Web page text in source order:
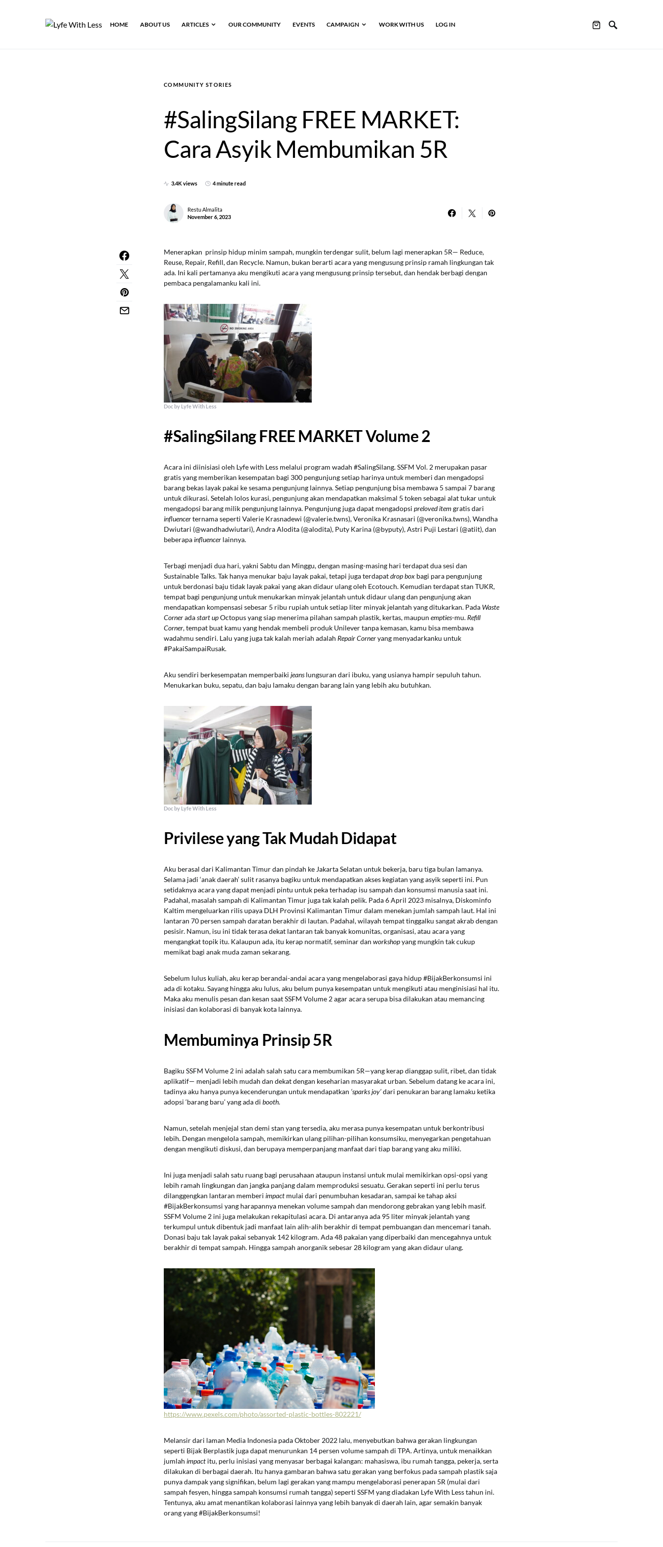
HOME ABOUT US ARTICLES OUR COMMUNITY EVENTS CAMPAIGN WORK WITH US LOG IN
COMMUNITY STORIES
#SalingSilang FREE MARKET:
Cara Asyik Membumikan 5R
3.4K views 4 minute read
Restu Almalita
November 6, 2023
Menerapkan prinsip hidup minim sampah, mungkin terdengar sulit, belum lagi menerapkan 5R— Reduce,
Reuse, Repair, Refill, dan Recycle. Namun, bukan berarti acara yang mengusung prinsip ramah lingkungan tak
ada. Ini kali pertamanya aku mengikuti acara yang mengusung prinsip tersebut, dan hendak berbagi dengan
pembaca pengalamanku kali ini.
Doc by Lyfe With Less
#SalingSilang FREE MARKET Volume 2
Acara ini diinisiasi oleh Lyfe with Less melalui program wadah #SalingSilang. SSFM Vol. 2 merupakan pasar
gratis yang memberikan kesempatan bagi 300 pengunjung setiap harinya untuk memberi dan mengadopsi
barang bekas layak pakai ke sesama pengunjung lainnya. Setiap pengunjung bisa membawa 5 sampai 7 barang
untuk dikurasi. Setelah lolos kurasi, pengunjung akan mendapatkan maksimal 5 token sebagai alat tukar untuk
mengadopsi barang milik pengunjung lainnya. Pengunjung juga dapat mengadopsi preloved itemgratis dari
influencerternama seperti Valerie Krasnadewi (@valerie.twns), Veronika Krasnasari (@veronika.twns), Wandha
Dwiutari (@wandhadwiutari), Andra Alodita (@alodita), Puty Karina (@byputy), Astri Puji Lestari (@atiit), dan
beberapainfluencer lainnya.
Terbagi menjadi dua hari, yakni Sabtu dan Minggu, dengan masing-masing hari terdapat dua sesi dan
Sustainable Talks. Tak hanya menukar baju layak pakai, tetapi juga terdapatdrop box bagi para pengunjung
untuk berdonasi baju tidak layak pakai yang akan didaur ulang oleh Ecotouch. Kemudian terdapat stan TUKR,
tempat bagi pengunjung untuk menukarkan minyak jelantah untuk didaur ulang dan pengunjung akan
mendapatkan kompensasi sebesar 5 ribu rupiah untuk setiap liter minyak jelantah yang ditukarkan. Pada Waste
Corneradastart upOctopus yang siap menerima pilahan sampah plastik, kertas, maupun empties-mu. Refill
Corner, tempat buat kamu yang hendak membeli produk Unilever tanpa kemasan, kamu bisa membawa
wadahmu sendiri. Lalu yang juga tak kalah meriah adalah Repair Corneryang menyadarkanku untuk
#PakaiSampaiRusak.
Aku sendiri berkesempatan memperbaiki jeanslungsuran dari ibuku, yang usianya hampir sepuluh tahun.
Menukarkan buku, sepatu, dan baju lamaku dengan barang lain yang lebih aku butuhkan.
Doc by Lyfe With Less
Privilese yang Tak Mudah Didapat
Aku berasal dari Kalimantan Timur dan pindah ke Jakarta Selatan untuk bekerja, baru tiga bulan lamanya.
Selama jadi ‘anak daerah’ sulit rasanya bagiku untuk mendapatkan akses kegiatan yang asyik seperti ini. Pun
setidaknya acara yang dapat menjadi pintu untuk peka terhadap isu sampah dan konsumsi manusia saat ini.
Padahal, masalah sampah di Kalimantan Timur juga tak kalah pelik. Pada 6 April 2023 misalnya, Diskominfo
Kaltim mengeluarkan rilis upaya DLH Provinsi Kalimantan Timur dalam menekan jumlah sampah laut. Hal ini
lantaran 70 persen sampah daratan berakhir di lautan. Padahal, wilayah tempat tinggalku sangat akrab dengan
pesisir. Namun, isu ini tidak terasa dekat lantaran tak banyak komunitas, organisasi, atau acara yang
mengangkat topik itu. Kalaupun ada, itu kerap normatif, seminar dan workshopyang mungkin tak cukup
memikat bagi anak muda zaman sekarang.
Sebelum lulus kuliah, aku kerap berandai-andai acara yang mengelaborasi gaya hidup #BijakBerkonsumsi ini
ada di kotaku. Sayang hingga aku lulus, aku belum punya kesempatan untuk mengikuti atau menginisiasi hal itu.
Maka aku menulis pesan dan kesan saat SSFM Volume 2 agar acara serupa bisa dilakukan atau memancing
inisiasi dan kolaborasi di banyak kota lainnya.
Membuminya Prinsip 5R
Bagiku SSFM Volume 2 ini adalah salah satu cara membumikan 5R—yang kerap dianggap sulit, ribet, dan tidak
aplikatif— menjadi lebih mudah dan dekat dengan keseharian masyarakat urban. Sebelum datang ke acara ini,
tadinya aku hanya punya kecenderungan untuk mendapatkan ‘sparks joy’dari penukaran barang lamaku ketika
adopsi ‘barang baru’ yang ada di booth.
Namun, setelah menjejal stan demi stan yang tersedia, aku merasa punya kesempatan untuk berkontribusi
lebih. Dengan mengelola sampah, memikirkan ulang pilihan-pilihan konsumsiku, menyegarkan pengetahuan
dengan mengikuti diskusi, dan berupaya memperpanjang manfaat dari tiap barang yang aku miliki.
Ini juga menjadi salah satu ruang bagi perusahaan ataupun instansi untuk mulai memikirkan opsi-opsi yang
lebih ramah lingkungan dan jangka panjang dalam memproduksi sesuatu. Gerakan seperti ini perlu terus
dilanggengkan lantaran memberi impact mulai dari penumbuhan kesadaran, sampai ke tahap aksi
#BijakBerkonsumsi yang harapannya menekan volume sampah dan mendorong gebrakan yang lebih masif.
SSFM Volume 2 ini juga melakukan rekapitulasi acara. Di antaranya ada 95 liter minyak jelantah yang
terkumpul untuk dibentuk jadi manfaat lain alih-alih berakhir di tempat pembuangan dan mencemari tanah.
Donasi baju tak layak pakai sebanyak 142 kilogram. Ada 48 pakaian yang diperbaiki dan mencegahnya untuk
berakhir di tempat sampah. Hingga sampah anorganik sebesar 28 kilogram yang akan didaur ulang.
https://www.pexels.com/photo/assorted-plastic-bottles-802221/
Melansir dari laman Media Indonesia pada Oktober 2022 lalu, menyebutkan bahwa gerakan lingkungan
seperti Bijak Berplastik juga dapat menurunkan 14 persen volume sampah di TPA. Artinya, untuk menaikkan
jumlah impact itu, perlu inisiasi yang menyasar berbagai kalangan: mahasiswa, ibu rumah tangga, pekerja, serta
dilakukan di berbagai daerah. Itu hanya gambaran bahwa satu gerakan yang berfokus pada sampah plastik saja
punya dampak yang signifikan, belum lagi gerakan yang mampu mengelaborasi penerapan 5R (mulai dari
sampah fesyen, hingga sampah konsumsi rumah tangga) seperti SSFM yang diadakan Lyfe With Less tahun ini.
Tentunya, aku amat menantikan kolaborasi lainnya yang lebih banyak di daerah lain, agar semakin banyak
orang yang #BijakBerkonsumsi!